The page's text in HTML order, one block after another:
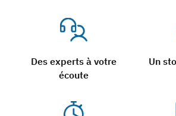
Des experts à votre
écoute
Un